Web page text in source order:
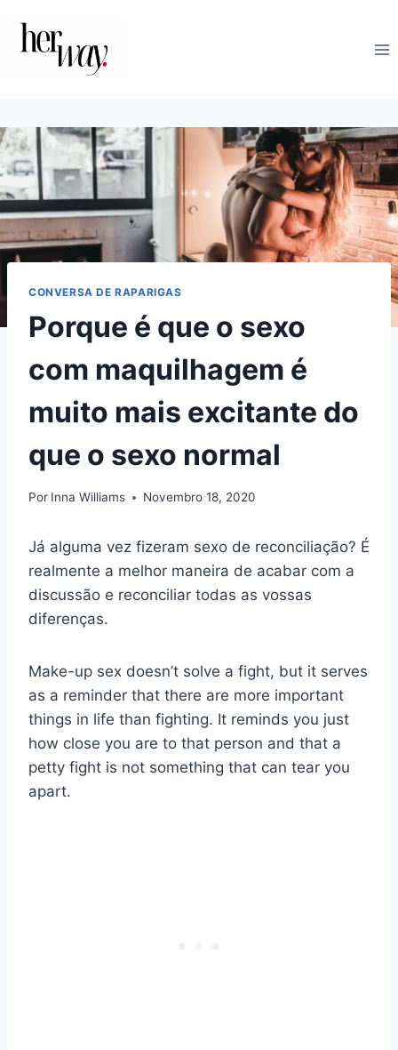
CONVERSA DE RAPARIGAS
Porque é que o sexo
com maquilhagem é
muito mais excitante do
que o sexo normal
Por Inna Williams Novembro 18, 2020
Já alguma vez fizeram sexo de reconciliação? É
realmente a melhor maneira de acabar com a
discussão e reconciliar todas as vossas
diferenças.
Make-up sex doesn’t solve a fight, but it serves
as a reminder that there are more important
things in life than fighting. It reminds you just
how close you are to that person and that a
petty fight is not something that can tear you
apart.